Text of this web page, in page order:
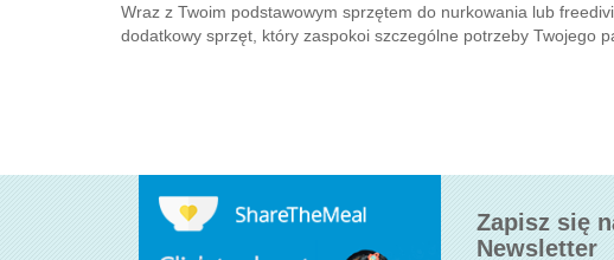
Wraz z Twoim podstawowym sprzętem do nurkowania lub
dodatkowy sprzęt, który zaspokoi szczególne potrzeby Twojego
Zapisz się
Newsletter